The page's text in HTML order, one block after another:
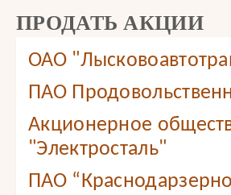
ПРОДАТЬ АКЦИИ
ОАО
ПАО
Акционерное
"Электросталь"
ПАО